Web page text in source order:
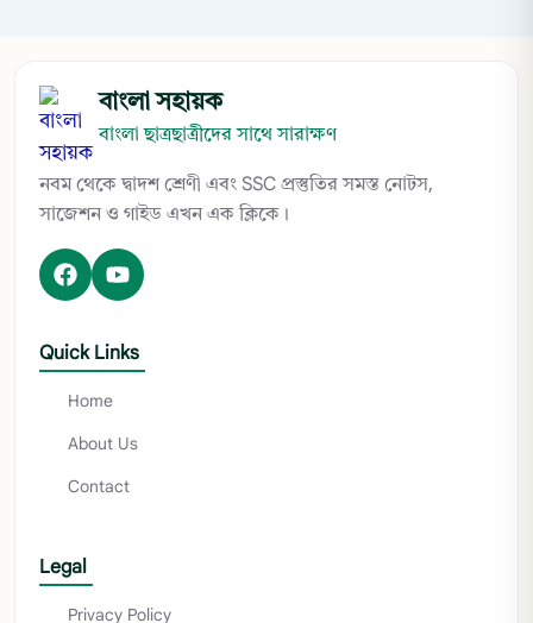
বাংলা সহায়ক
বাংলা ছাত্রছাত্রীদের সাথে সারাক্ষণ
নবম থেকে দ্বাদশ শ্রেণী এবং SSC প্রস্তুতির সমস্ত নোটস,
সাজেশন ও গাইড এখন এক ক্লিকে।
Quick Links
Home
About Us
Contact
Legal
Privacy Policy